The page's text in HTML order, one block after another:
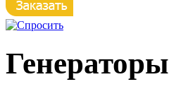
Генераторы